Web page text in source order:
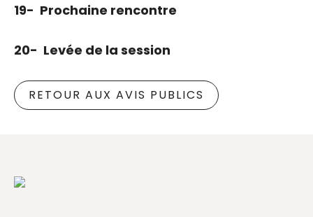
19- Prochaine rencontre
20- Levée de la session
RETOUR AUX AVIS PUBLICS